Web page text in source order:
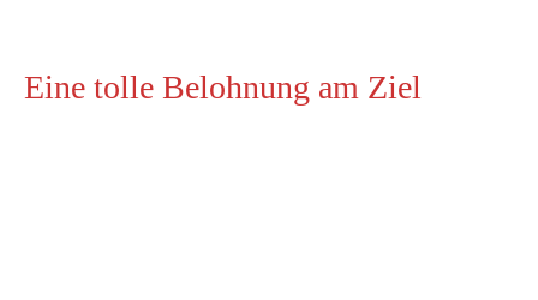
Eine tolle Belohnung am Ziel